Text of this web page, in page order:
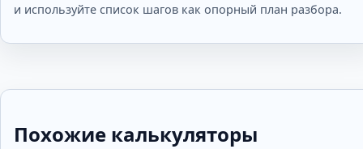
и используйте список шагов как опорный план разбора.
Похожие калькуляторы